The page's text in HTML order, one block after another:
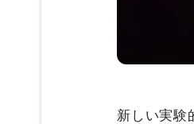
新しい実験